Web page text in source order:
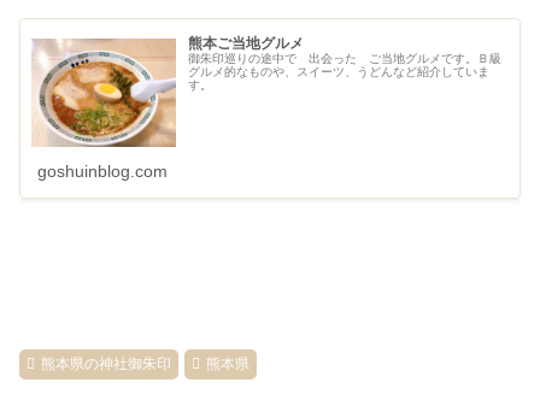
熊本ご当地グルメ
御朱印巡りの途中で 出会った ご当地グルメです。Ｂ級
グルメ的なものや、スイーツ、うどんなど紹介していま
す。
goshuinblog.com
熊本県の神社御朱印 熊本県